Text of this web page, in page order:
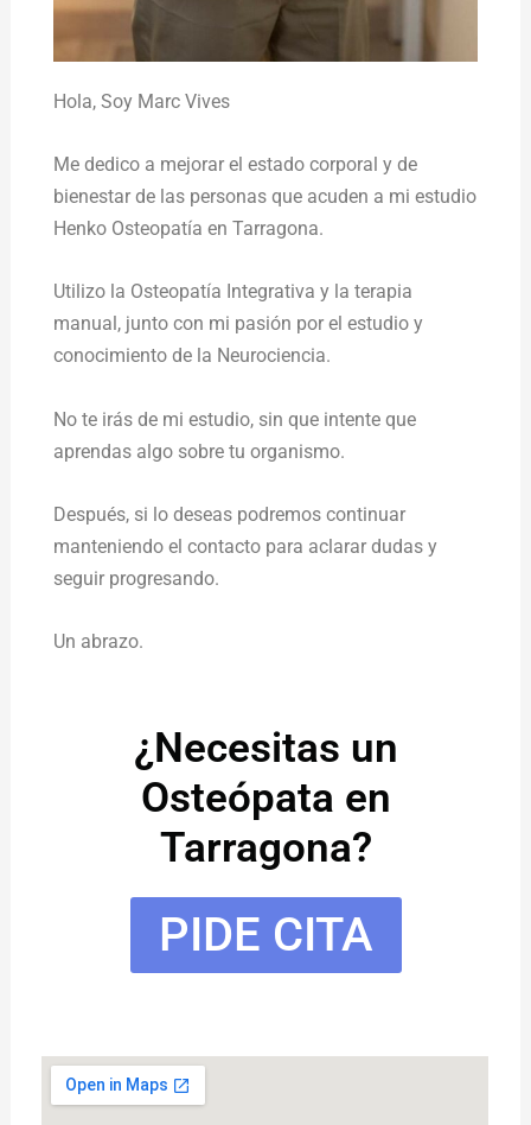
Hola,Soy Marc Vives
Me dedico a mejorar el estado corporal y de
bienestar de las personas que acuden a mi estudio
Henko Osteopatía en Tarragona.
Utilizo la Osteopatía Integrativa y la terapia
manual, junto con mi pasión por el estudio y
conocimiento de la Neurociencia.
No te irás de mi estudio, sin que intente que
aprendas algo sobre tu organismo.
Después, si lo deseas podremos continuar
manteniendo el contacto para aclarar dudas y
seguir progresando.
Un abrazo.
¿Necesitas un
Osteópata en
Tarragona?
PIDE CITA